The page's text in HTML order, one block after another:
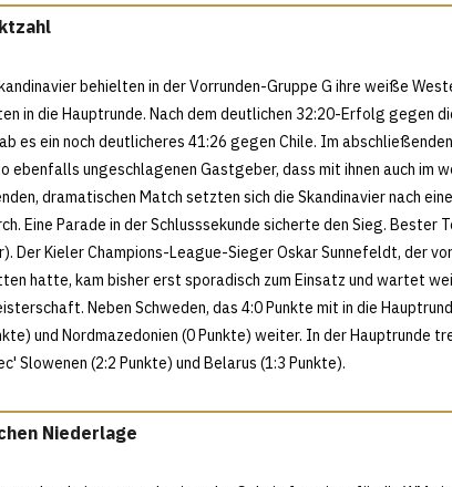
behielten in der Vorrunden-Gruppe G ihre weiße
in die Hauptrunde. Nach dem deutlichen 32:20-Erfolg gegen
es ein noch deutlicheres 41:26 gegen Chile. Im
ebenfalls ungeschlagenen Gastgeber, dass mit ihnen auch im
dramatischen Match setzten sich die Skandinavier nach
Eine Parade in der Schlusssekunde sicherte den Sieg. Bester
Der Kieler Champions-League-Sieger Oskar Sunnefeldt, der
hatte, kam bisher erst sporadisch zum Einsatz und wartet
Neben Schweden, das 4:0 Punkte mit in die
und Nordmazedonien (0 Punkte) weiter. In der Hauptrunde
Slowenen (2:2 Punkte) und Belarus (1:3 Punkte).
Niederlage